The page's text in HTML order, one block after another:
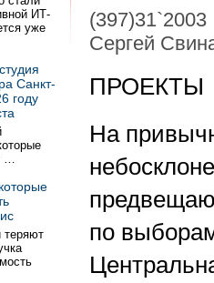
ИТ-
уже
Санкт-
году
…
теряют
(397)31`2003
Сергей
ПРОЕКТЫ
На
по